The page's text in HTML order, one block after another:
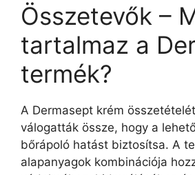
Összetevők –
tartalmaz a
termék?
A Dermasept krém
válogatták össze, hogy a
bőrápoló hatást biztosítsa. A
alapanyagok kombinációja